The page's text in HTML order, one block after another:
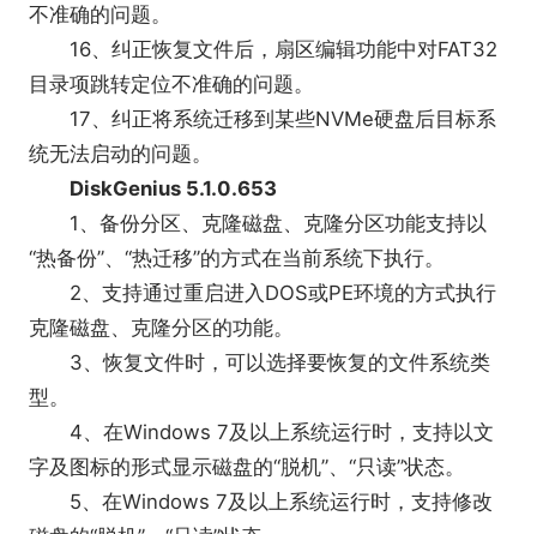
不准确的问题。
16、纠正恢复文件后，扇区编辑功能中对FAT32
目录项跳转定位不准确的问题。
17、纠正将系统迁移到某些NVMe硬盘后目标系
统无法启动的问题。
DiskGenius 5.1.0.653
1、备份分区、克隆磁盘、克隆分区功能支持以
“热备份”、“热迁移”的方式在当前系统下执行。
2、支持通过重启进入DOS或PE环境的方式执行
克隆磁盘、克隆分区的功能。
3、恢复文件时，可以选择要恢复的文件系统类
型。
4、在Windows 7及以上系统运行时，支持以文
字及图标的形式显示磁盘的“脱机”、“只读”状态。
5、在Windows 7及以上系统运行时，支持修改